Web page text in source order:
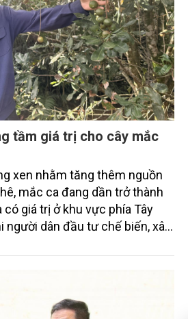
tầm giá trị cho cây mắc
xen nhằm tăng thêm nguồn
mắc ca đang dần trở thành
giá trị ở khu vực phía Tây
người dân đầu tư chế biến, xây
đáng kể, tạo động lực hình